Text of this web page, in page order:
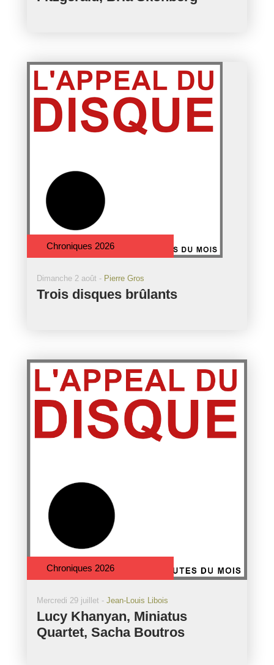
Chroniques 2026
Dimanche 2 août - Pierre Gros
Trois disques brûlants
Chroniques 2026
Mercredi 29 juillet - Jean-Louis Libois
Lucy Khanyan, Miniatus
Quartet, Sacha Boutros